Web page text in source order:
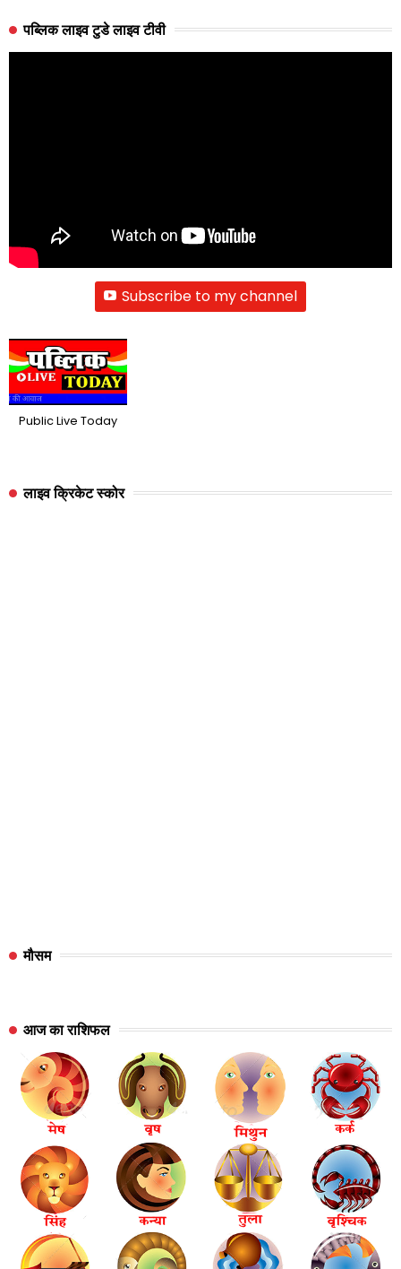
पब्लिक लाइव टुडे लाइव टीवी
Subscribe to my channel
Public Live Today
लाइव क्रिकेट स्कोर
मौसम
आज का राशिफल